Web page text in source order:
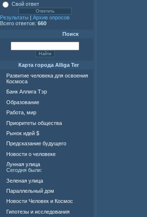
Свой ответ
Результаты | Архив опросов
Всего ответов: 660
Поиск
Карта города Alliga Ter
Развитие человека для освоения
Космоса
Банк Аллига Тэр
Образование
Работа, мир
Приоритеты общества
Рынок идей $
Предсказание будущего
Новости о человеке
Лунная улица
Сегодня были:
Зеленая улица
Параллельный дом
Новости Человек и Космос
Гипотезы и исследования